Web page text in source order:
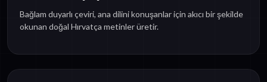
Bağlam duyarlı çeviri, ana dilini konuşanlar için akıcı bir şekilde
okunan doğal Hırvatça metinler üretir.